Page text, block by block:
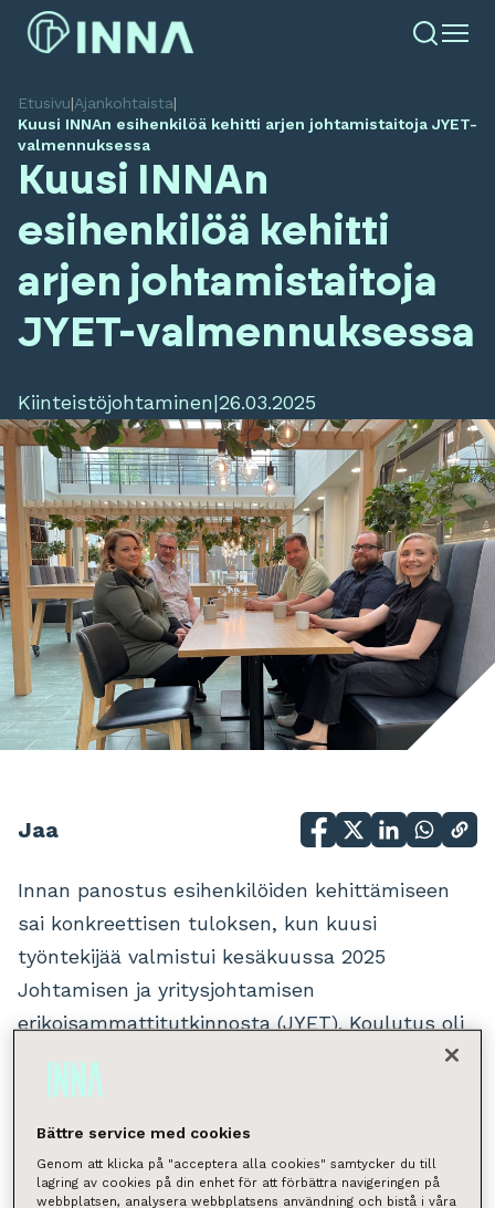
Etusivu|Ajankohtaista|
Kuusi INNAn esihenkilöä kehitti arjen johtamistaitoja JYET-
valmennuksessa
Kuusi INNAn
esihenkilöä kehitti
arjen johtamistaitoja
JYET-valmennuksessa
Kiinteistöjohtaminen|26.03.2025
Jaa
Innan panostus esihenkilöiden kehittämiseen
sai konkreettisen tuloksen, kun kuusi
työntekijää valmistui kesäkuussa 2025
Johtamisen ja yritysjohtamisen
erikoisammattitutkinnosta (JYET). Koulutus oli
kanssa tukemaan juuri Retta Managementin
tarpeita – ja se näkyi osallistujien
kokemuksessa.
Innalla näemme, että organisaation menestyksen
Bättre service med cookies
Genom att klicka på "acceptera alla cookies" samtycker du till
lagring av cookies på din enhet för att förbättra navigeringen på
webbplatsen, analysera webbplatsens användning och bistå i våra